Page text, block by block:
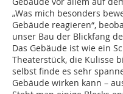
„Was mich besonders
Gebäude reagieren“,
unser Bau der Blickfang
Das Gebäude ist wie ein
Theaterstück, die Kulisse
selbst finde es sehr
Gebäude wirken kann –